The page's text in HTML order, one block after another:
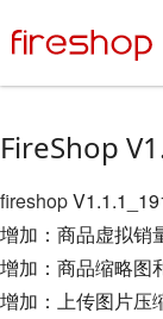
FireShop
fireshop
增加：商品虚拟销
增加：商品缩略图
增加：上传图片压